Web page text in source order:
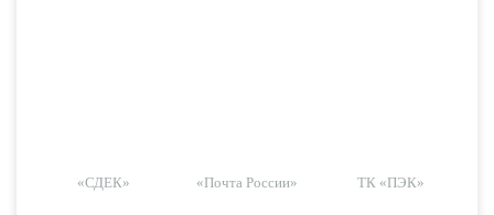
«СДЕК» «Почта России» ТК «ПЭК»